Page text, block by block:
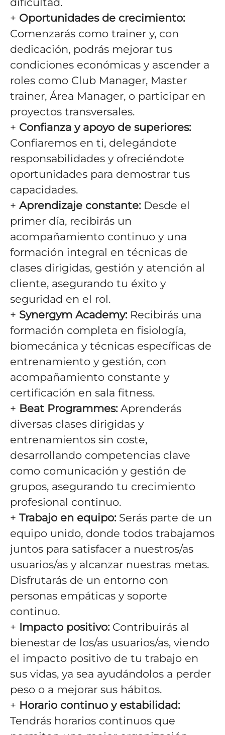
+ Oportunidades de crecimiento:
Comenzarás como trainer y, con
dedicación, podrás mejorar tus
condiciones económicas y ascender a
roles como Club Manager, Master
trainer, Área Manager, o participar en
proyectos transversales.
+ Confianza y apoyo de superiores:
Confiaremos en ti, delegándote
responsabilidades y ofreciéndote
oportunidades para demostrar tus
capacidades.
+ Aprendizaje constante:Desde el
primer día, recibirás un
acompañamiento continuo y una
formación integral en técnicas de
clases dirigidas, gestión y atención al
cliente, asegurando tu éxito y
seguridad en el rol.
+ Synergym Academy:Recibirás una
formación completa en fisiología,
biomecánica y técnicas específicas de
entrenamiento y gestión, con
acompañamiento constante y
certificación en sala fitness.
+ Beat Programmes:Aprenderás
diversas clases dirigidas y
entrenamientos sin coste,
desarrollando competencias clave
como comunicación y gestión de
grupos, asegurando tu crecimiento
profesional continuo.
+ Trabajo en equipo:Serás parte de un
equipo unido, donde todos trabajamos
juntos para satisfacer a nuestros/as
usuarios/as y alcanzar nuestras metas.
Disfrutarás de un entorno con
personas empáticas y soporte
continuo.
+ Impacto positivo: Contribuirás al
bienestar de los/as usuarios/as, viendo
el impacto positivo de tu trabajo en
sus vidas, ya sea ayudándolos a perder
peso o a mejorar sus hábitos.
+ Horario continuo y estabilidad:
Tendrás horarios continuos que